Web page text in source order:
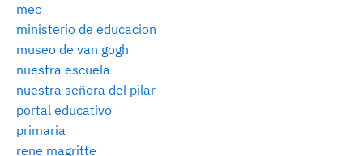
mec
ministerio de educacion
museo de van gogh
nuestra escuela
nuestra señora del pilar
portal educativo
primaria
rene magritte